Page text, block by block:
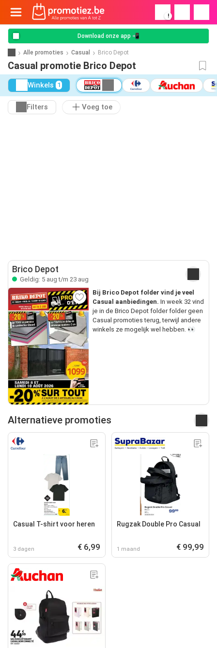
!
Download onze app 📲
Alle promoties Casual Brico Depot
Casual promotie Brico Depot
Winkels 1
Filters Voeg toe
Brico Depot
Geldig: 5 aug t/m 23 aug
Bij Brico Depot folder vind je veel
Casual aanbiedingen. In week 32 vind
je in de Brico Depot folder folder geen
Casual promoties terug, terwijl andere
winkels ze mogelijk wel hebben. 👀
Alternatieve promoties
Casual T-shirt voor heren
3 dagen € 6,99
Rugzak Double Pro Casual
1 maand € 99,99